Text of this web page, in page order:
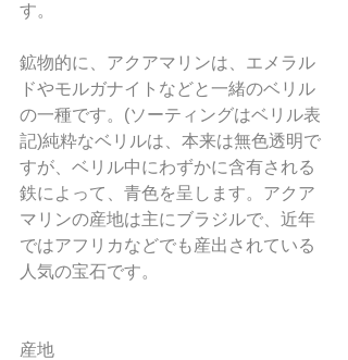
す。
鉱物的に、アクアマリンは、エメラル
ドやモルガナイトなどと一緒のベリル
の一種です。(ソーティングはベリル表
記)純粋なベリルは、本来は無色透明で
すが、ベリル中にわずかに含有される
鉄によって、青色を呈します。アクア
マリンの産地は主にブラジルで、近年
ではアフリカなどでも産出されている
人気の宝石です。
産地